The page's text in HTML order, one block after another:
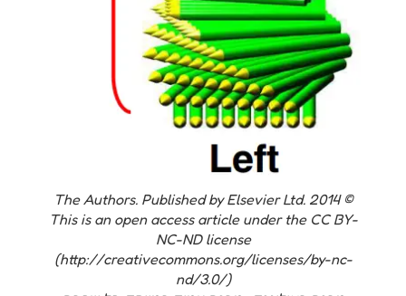
© 2
014 The Authors. Published by Elsevier Ltd.
This is an open access article under the CC BY-
NC-ND license
(http://creativecommons.org/licenses/by-nc-
nd/3.0/)